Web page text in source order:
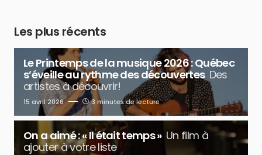
Les plus récents
Le Printemps de la musique 2026 : Québec
s’éveille au rythme des découvertes Des
artistes à découvrir!
15 avril 2026 3 minutes de lecture
On a aimé : « Il était temps » Un film à
ajouter à votre liste